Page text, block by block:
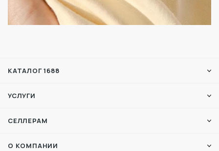
КАТАЛОГ 1688
УСЛУГИ
СЕЛЛЕРАМ
О КОМПАНИИ